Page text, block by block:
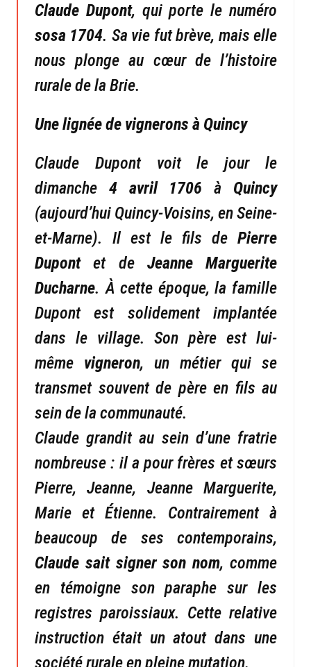
Claude Dupont, qui porte le numéro
sosa 1704. Sa vie fut brève, mais elle
nous plonge au cœur de l’histoire
rurale de la Brie.
Une lignée de vignerons à Quincy
Claude Dupont voit le jour le
dimanche 4 avril 1706 à Quincy
(aujourd’hui Quincy-Voisins, en Seine-
et-Marne). Il est le fils de Pierre
Dupontet de Jeanne Marguerite
Ducharne. À cette époque, la famille
Dupont est solidement implantée
dans le village. Son père est lui-
même vigneron, un métier qui se
transmet souvent de père en fils au
sein de la communauté.
Claude grandit au sein d’une fratrie
nombreuse : il a pour frères et sœurs
Pierre, Jeanne, Jeanne Marguerite,
Marie et Étienne. Contrairement à
beaucoup de ses contemporains,
Claude sait signer son nom, comme
en témoigne son paraphe sur les
registres paroissiaux. Cette relative
instruction était un atout dans une
société rurale en pleine mutation.